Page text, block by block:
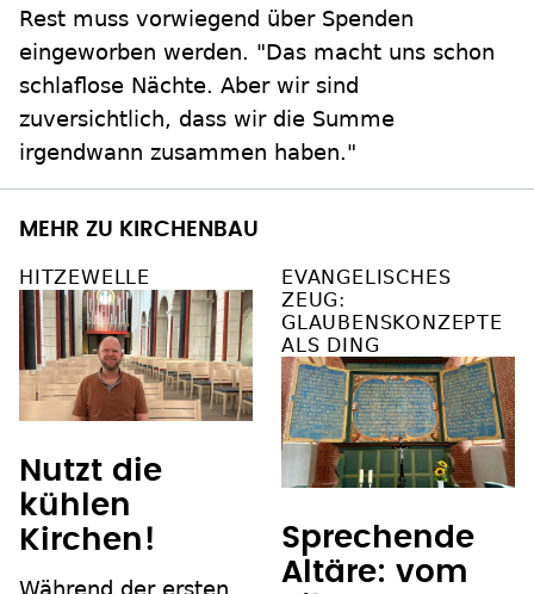
Rest muss vorwiegend über Spenden
eingeworben werden. "Das macht uns schon
schlaflose Nächte. Aber wir sind
zuversichtlich, dass wir die Summe
irgendwann zusammen haben."
MEHR ZU KIRCHENBAU
HITZEWELLE
Nutzt die
kühlen
Kirchen!
EVANGELISCHES
ZEUG:
GLAUBENSKONZEPTE
ALS DING
Sprechende
Altäre: vom